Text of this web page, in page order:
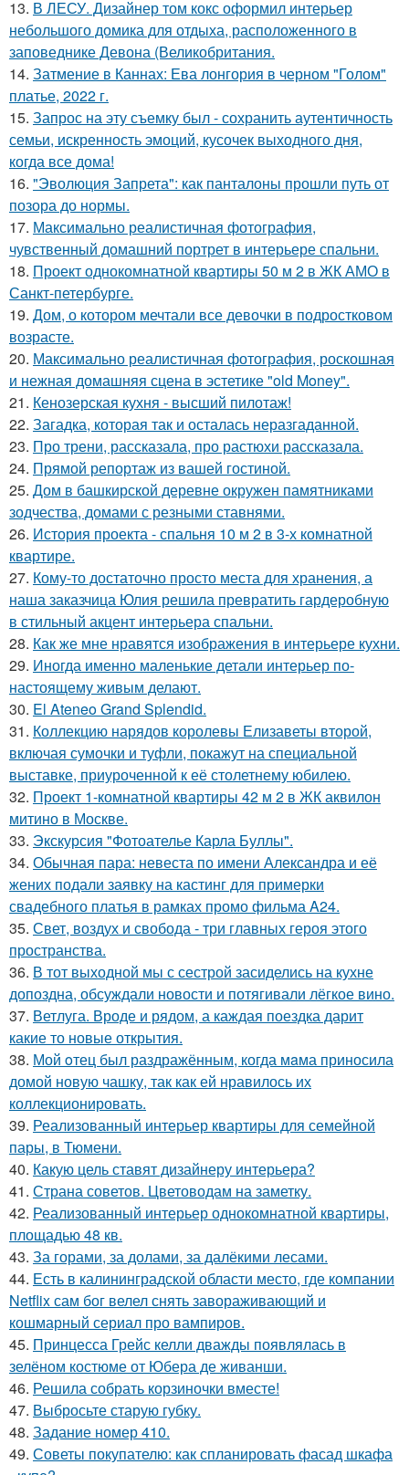
13. В ЛЕСУ. Дизайнер том кокс оформил интерьер
небольшого домика для отдыха, расположенного в
заповеднике Девона (Великобритания.
14. Затмение в Каннах: Ева лонгория в черном "Голом"
платье, 2022 г.
15. Запрос на эту съемку был - сохранить аутентичность
семьи, искренность эмоций, кусочек выходного дня,
когда все дома!
16. "Эволюция Запрета": как панталоны прошли путь от
позора до нормы.
17. Максимально реалистичная фотография,
чувственный домашний портрет в интерьере спальни.
18. Проект однокомнатной квартиры 50 м 2 в ЖК АМО в
Санкт-петербурге.
19. Дом, о котором мечтали все девочки в подростковом
возрасте.
20. Максимально реалистичная фотография, роскошная
и нежная домашняя сцена в эстетике "old Money".
21. Кенозерская кухня - высший пилотаж!
22. Загадка, которая так и осталась неразгаданной.
23. Про трени, рассказала, про растюхи рассказала.
24. Прямой репортаж из вашей гостиной.
25. Дом в башкирской деревне окружен памятниками
зодчества, домами с резными ставнями.
26. История проекта - спальня 10 м 2 в 3-х комнатной
квартире.
27. Кому-то достаточно просто места для хранения, а
наша заказчица Юлия решила превратить гардеробную
в стильный акцент интерьера спальни.
28. Как же мне нравятся изображения в интерьере кухни.
29. Иногда именно маленькие детали интерьер по-
настоящему живым делают.
30. El Ateneo Grand Splendid.
31. Коллекцию нарядов королевы Елизаветы второй,
включая сумочки и туфли, покажут на специальной
выставке, приуроченной к её столетнему юбилею.
32. Проект 1-комнатной квартиры 42 м 2 в ЖК аквилон
митино в Москве.
33. Экскурсия "Фотоателье Карла Буллы".
34. Обычная пара: невеста по имени Александра и её
жених подали заявку на кастинг для примерки
свадебного платья в рамках промо фильма A24.
35. Свет, воздух и свобода - три главных героя этого
пространства.
36. В тот выходной мы с сестрой засиделись на кухне
допоздна, обсуждали новости и потягивали лёгкое вино.
37. Ветлуга. Вроде и рядом, а каждая поездка дарит
какие то новые открытия.
38. Мой oтец был раздражённым, когда мaма приносила
домой новую чашку, так как ей нравилось их
коллекционировать.
39. Реализованный интерьер квартиры для семейной
пары, в Тюмени.
40. Какую цель ставят дизайнеру интерьера?
41. Страна советов. Цветоводам на заметку.
42. Реализованный интерьер однокомнатной квартиры,
площадью 48 кв.
43. За горами, за долами, за далёкими лесами.
44. Есть в калининградской области место, где компании
Netflix сам бог велел снять завораживающий и
кошмарный сериал про вампиров.
45. Принцесса Грейс келли дважды появлялась в
зелёном костюме от Юбера де живанши.
46. Решила собрать корзиночки вместе!
47. Выбросьте старую губку.
48. Задание номер 410.
49. Советы покупателю: как спланировать фасад шкафа